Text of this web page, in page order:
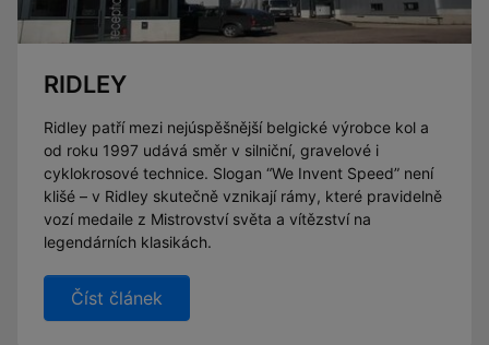
RIDLEY
Ridley patří mezi nejúspěšnější belgické výrobce kol a
od roku 1997 udává směr v silniční, gravelové i
cyklokrosové technice. Slogan “We Invent Speed” není
klišé – v Ridley skutečně vznikají rámy, které pravidelně
vozí medaile z Mistrovství světa a vítězství na
legendárních klasikách.
Číst článek